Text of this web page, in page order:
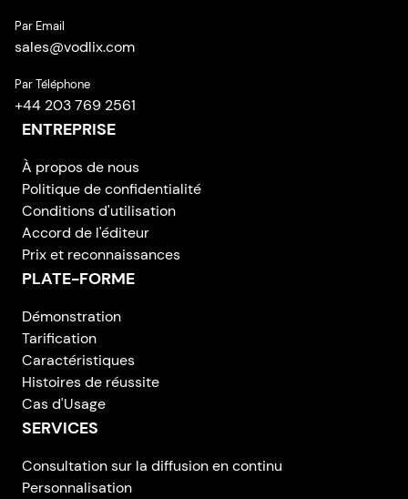
Par Email
sales@vodlix.com
Par Téléphone
+44 203 769 2561
ENTREPRISE
À propos de nous
Politique de confidentialité
Conditions d'utilisation
Accord de l'éditeur
Prix et reconnaissances
PLATE-FORME
Démonstration
Tarification
Caractéristiques
Histoires de réussite
Cas d'Usage
SERVICES
Consultation sur la diffusion en continu
Personnalisation